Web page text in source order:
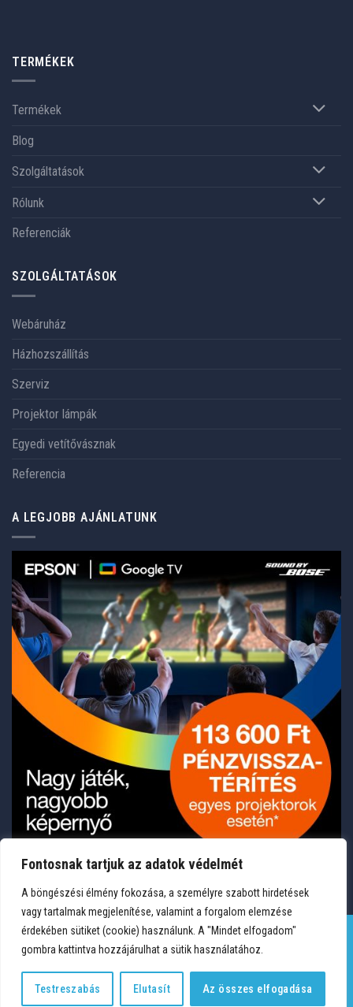
Fontosnak tartjuk az adatok védelmét
A böngészési élmény fokozása, a személyre szabott hirdetések
vagy tartalmak megjelenítése, valamint a forgalom elemzése
érdekében sütiket (cookie) használunk. A "Mindet elfogadom"
gombra kattintva hozzájárulhat a sütik használatához.
Testreszabás Elutasít Az összes elfogadása
TERMÉKEK
Termékek
Blog
Szolgáltatások
Rólunk
Referenciák
SZOLGÁLTATÁSOK
Webáruház
Házhozszállítás
Szerviz
Projektor lámpák
Egyedi vetítővásznak
Referencia
A LEGJOBB AJÁNLATUNK
Copyright 2026 © Medium Hungary Kft. Minden jog fenntartva.